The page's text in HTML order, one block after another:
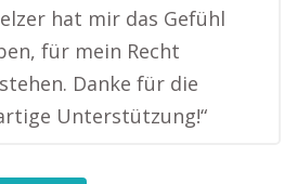
hat mir das Gefühl
für mein Recht
Danke für die
Unterstützung!“